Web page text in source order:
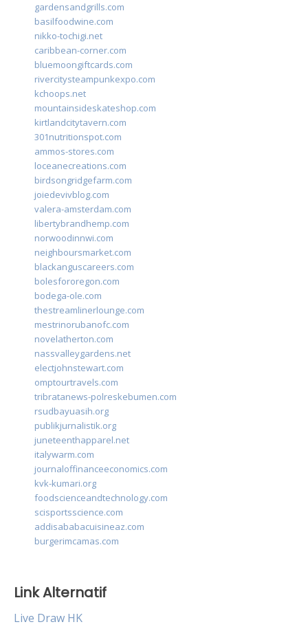
gardensandgrills.com
basilfoodwine.com
nikko-tochigi.net
caribbean-corner.com
bluemoongiftcards.com
rivercitysteampunkexpo.com
kchoops.net
mountainsideskateshop.com
kirtlandcitytavern.com
301nutritionspot.com
ammos-stores.com
loceanecreations.com
birdsongridgefarm.com
joiedevivblog.com
valera-amsterdam.com
libertybrandhemp.com
norwoodinnwi.com
neighboursmarket.com
blackanguscareers.com
bolesfororegon.com
bodega-ole.com
thestreamlinerlounge.com
mestrinorubanofc.com
novelatherton.com
nassvalleygardens.net
electjohnstewart.com
omptourtravels.com
tribratanews-polreskebumen.com
rsudbayuasih.org
publikjurnalistik.org
juneteenthapparel.net
italywarm.com
journaloffinanceeconomics.com
kvk-kumari.org
foodscienceandtechnology.com
scisportsscience.com
addisababacuisineaz.com
burgerimcamas.com
Link Alternatif
Live Draw HK